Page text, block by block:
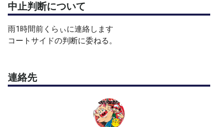
中止判断について
雨1時間前くらぃに連絡します
コートサイドの判断に委ねる。
連絡先